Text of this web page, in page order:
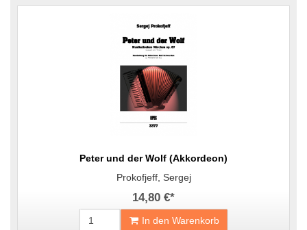
Peter und der Wolf (Akkordeon)
Prokofjeff, Sergej
14,80 €*
In den Warenkorb